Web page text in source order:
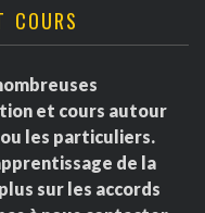
COURS
et cours autour
les particuliers.
de la
sur les accords